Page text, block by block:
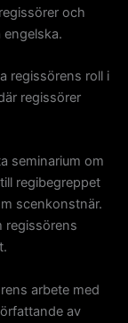
och
engelska.
regissörens roll i
regissörer
seminarium om
regibegreppet
scenkonstnär.
regissörens
arbete med
av